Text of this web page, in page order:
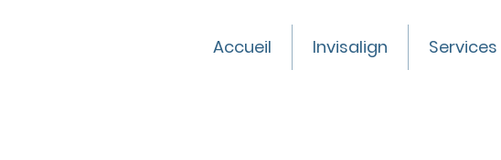
Accueil Invisalign Services